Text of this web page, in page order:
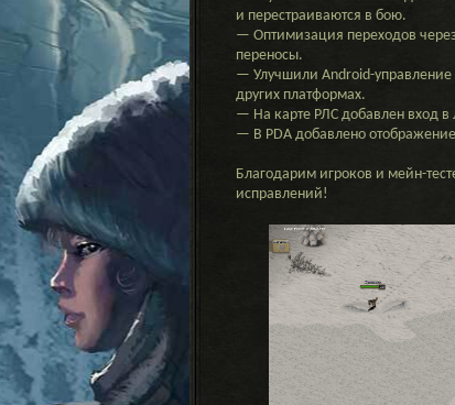
и перестраиваются в бою.
— Оптимизация переходов
переносы.
— Улучшили Android-управление
других платформах.
— На карте РЛС добавлен вход
— В PDA добавлено
Благодарим игроков и мейн-
исправлений!